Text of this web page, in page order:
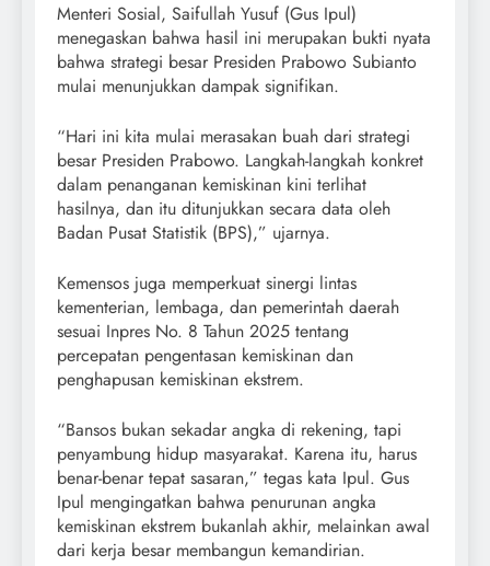
Menteri Sosial, Saifullah Yusuf (Gus Ipul)
menegaskan bahwa hasil ini merupakan bukti nyata
bahwa strategi besar Presiden Prabowo Subianto
mulai menunjukkan dampak signifikan.
“Hari ini kita mulai merasakan buah dari strategi
besar Presiden Prabowo. Langkah-langkah konkret
dalam penanganan kemiskinan kini terlihat
hasilnya, dan itu ditunjukkan secara data oleh
Badan Pusat Statistik (BPS),” ujarnya.
Kemensos juga memperkuat sinergi lintas
kementerian, lembaga, dan pemerintah daerah
sesuai Inpres No. 8 Tahun 2025 tentang
percepatan pengentasan kemiskinan dan
penghapusan kemiskinan ekstrem.
“Bansos bukan sekadar angka di rekening, tapi
penyambung hidup masyarakat. Karena itu, harus
benar-benar tepat sasaran,” tegas kata Ipul. Gus
Ipul mengingatkan bahwa penurunan angka
kemiskinan ekstrem bukanlah akhir, melainkan awal
dari kerja besar membangun kemandirian.